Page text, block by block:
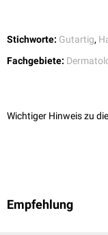
Stichworte: Gutartig,
Fachgebiete:
Wichtiger Hinweis zu
Empfehlung